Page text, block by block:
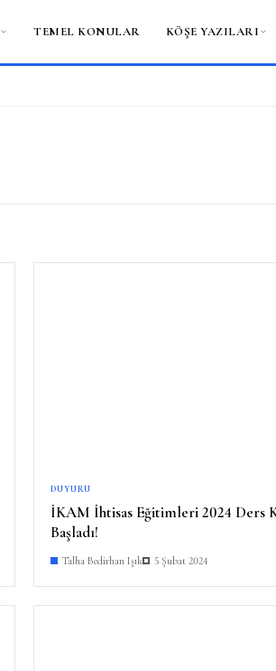
TEMEL KONULAR KÖŞE YAZILARI
DUYURU
İKAM İhtisas Eğitimleri 2024 Ders
Başladı!
Talha Bedirhan Işık 5 Şubat 2024